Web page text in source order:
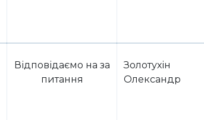
Відповідаємо на за
питання
Золотухін
Олександр